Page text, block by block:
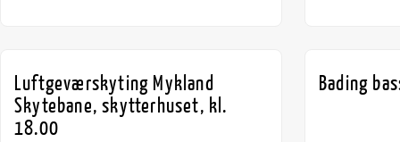
Luftgeværskyting Mykland
Skytebane, skytterhuset, kl.
18.00
Bading